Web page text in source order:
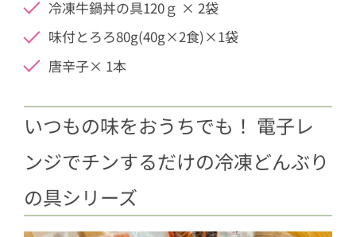
冷凍牛鍋丼の具120ｇ × 2袋
味付とろろ80g(40g×2食)×1袋
唐辛子× 1本
いつもの味をおうちでも！ 電子レ
ンジでチンするだけの冷凍どんぶり
の具シリーズ